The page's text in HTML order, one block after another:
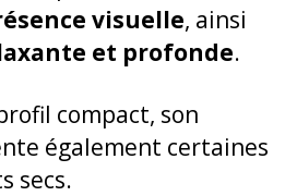
visuelle, ainsi
et profonde.
compact, son
également certaines
secs.